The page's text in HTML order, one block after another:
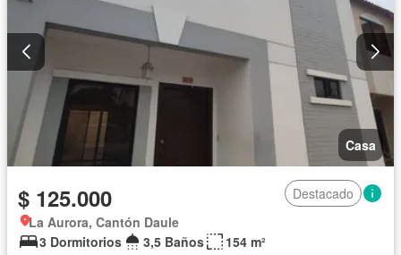
Casa
$ 125.000
Destacado
La Aurora, Cantón Daule
3 Dormitorios
3,5 Baños 154 m²